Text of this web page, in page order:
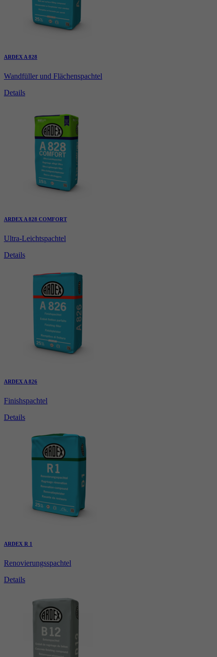
ARDEX A 828
Wandfüller und Flächenspachtel
Details
ARDEX A 828 COMFORT
Ultra-Leichtspachtel
Details
ARDEX A 826
Finishspachtel
Details
ARDEX R 1
Renovierungsspachtel
Details